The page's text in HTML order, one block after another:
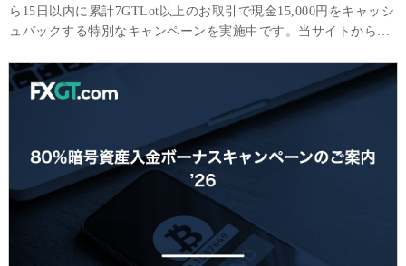
ら15日以内に累計7GTLot以上のお取引で現金15,000円をキャッシ
ュバックする特別なキャンペーンを実施中です。当サイトから